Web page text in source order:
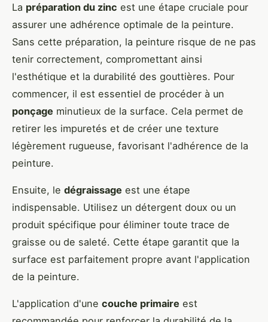
La préparation du zinc est une étape cruciale pour
assurer une adhérence optimale de la peinture.
Sans cette préparation, la peinture risque de ne pas
tenir correctement, compromettant ainsi
l'esthétique et la durabilité des gouttières. Pour
commencer, il est essentiel de procéder à un
ponçage minutieux de la surface. Cela permet de
retirer les impuretés et de créer une texture
légèrement rugueuse, favorisant l'adhérence de la
peinture.
Ensuite, le dégraissage est une étape
indispensable. Utilisez un détergent doux ou un
produit spécifique pour éliminer toute trace de
graisse ou de saleté. Cette étape garantit que la
surface est parfaitement propre avant l'application
de la peinture.
L'application d'une couche primaire est